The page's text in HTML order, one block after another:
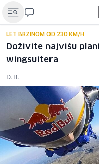
LET BRZINOM OD 230 KM/H
Doživite najvišu
wingsuitera
D. B.